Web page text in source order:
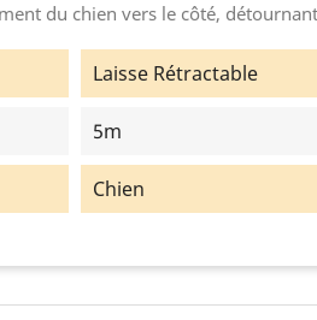
du chien vers le côté,
Laisse Rétractable
5m
Chien